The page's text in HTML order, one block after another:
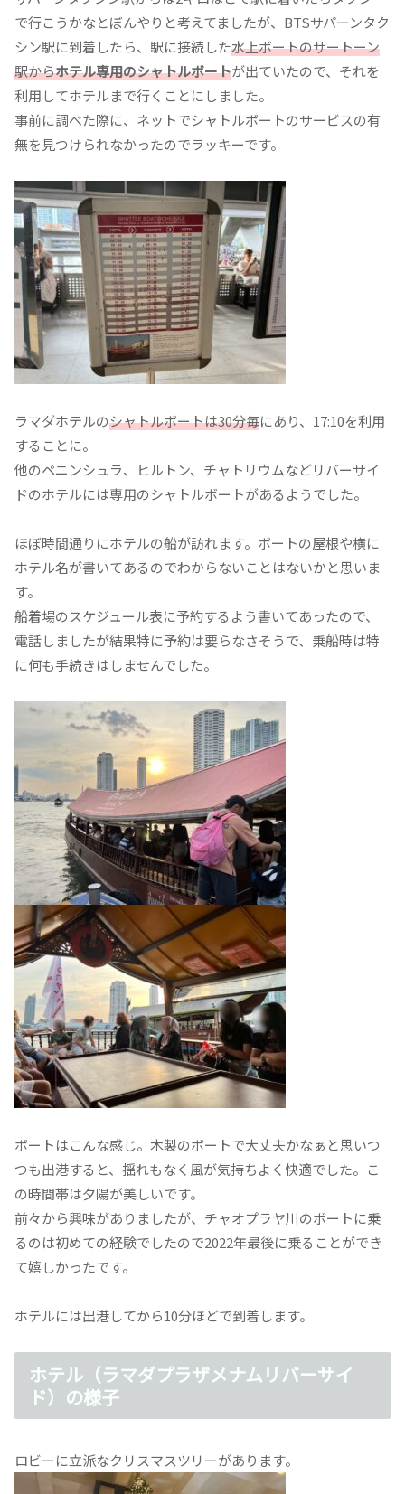
で行こうかなとぼんやりと考えてましたが、BTSサパーンタク
シン駅に到着したら、駅に接続した水上ボートのサートーン
駅からホテル専用のシャトルボートが出ていたので、それを
利用してホテルまで行くことにしました。
事前に調べた際に、ネットでシャトルボートのサービスの有
無を見つけられなかったのでラッキーです。
ラマダホテルのシャトルボートは30分毎にあり、17:10を利用
することに。
他のペニンシュラ、ヒルトン、チャトリウムなどリバーサイ
ドのホテルには専用のシャトルボートがあるようでした。
ほぼ時間通りにホテルの船が訪れます。ボートの屋根や横に
ホテル名が書いてあるのでわからないことはないかと思いま
す。
船着場のスケジュール表に予約するよう書いてあったので、
電話しましたが結果特に予約は要らなさそうで、乗船時は特
に何も手続きはしませんでした。
ボートはこんな感じ。木製のボートで大丈夫かなぁと思いつ
つも出港すると、揺れもなく風が気持ちよく快適でした。こ
の時間帯は夕陽が美しいです。
前々から興味がありましたが、チャオプラヤ川のボートに乗
るのは初めての経験でしたので2022年最後に乗ることができ
て嬉しかったです。
ホテルには出港してから10分ほどで到着します。
ホテル（ラマダプラザメナムリバーサイ
ド）の様子
ロビーに立派なクリスマスツリーがあります。